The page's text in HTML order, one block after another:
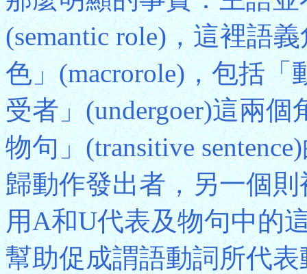
(semantic role)，這裡語
色」(macrorole)，包括
受者」(undergoer)這兩
物句」(transitive
歸動作發出者，另一個
用A和U代表及物句中的
幫助促成謂語動詞所代